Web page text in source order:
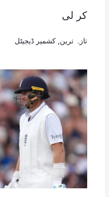
کر لی
تازہ ترین کشمیر ڈیجیٹل